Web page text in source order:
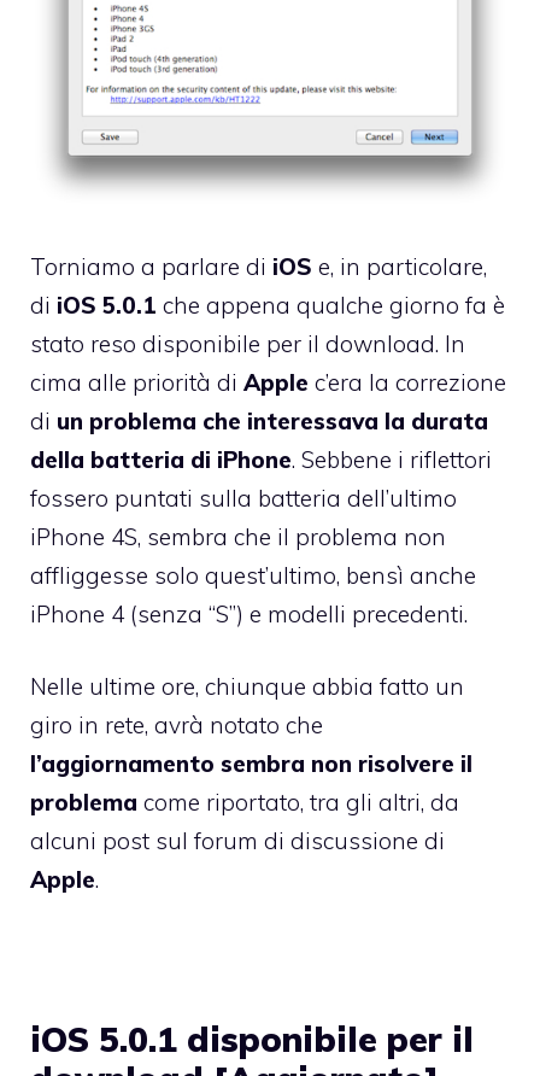
Torniamo a parlare di iOS e, in particolare,
di iOS 5.0.1 che appena qualche giorno fa è
stato reso disponibile per il download. In
cima alle priorità di Apple c’era la correzione
di un problema che interessava la durata
della batteria di iPhone. Sebbene i riflettori
fossero puntati sulla batteria dell’ultimo
iPhone 4S, sembra che il problema non
affliggesse solo quest’ultimo, bensì anche
iPhone 4 (senza “S”) e modelli precedenti.
Nelle ultime ore, chiunque abbia fatto un
giro in rete, avrà notato che
l’aggiornamento sembra non risolvere il
problema come riportato, tra gli altri, da
alcuni post sul forum di discussione di
Apple.
iOS 5.0.1 disponibile per il